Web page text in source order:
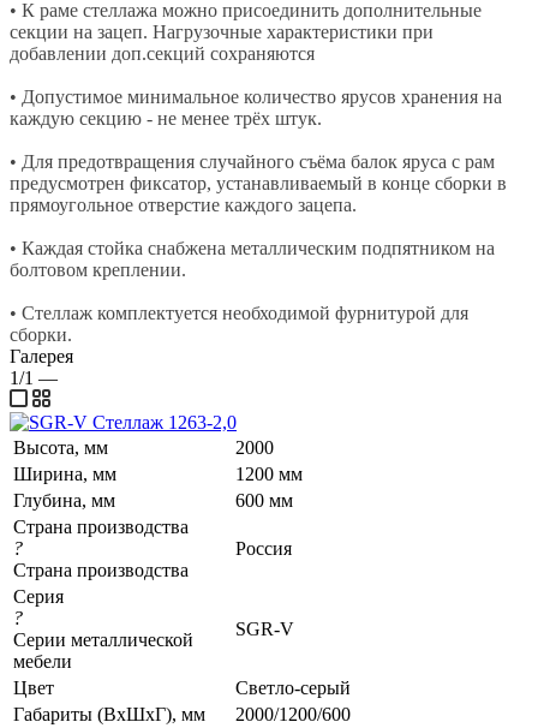
• К раме стеллажа можно присоединить дополнительные
секции на зацеп. Нагрузочные характеристики при
добавлении доп.секций сохраняются
• Допустимое минимальное количество ярусов хранения на
каждую секцию - не менее трёх штук.
• Для предотвращения случайного съёма балок яруса с рам
предусмотрен фиксатор, устанавливаемый в конце сборки в
прямоугольное отверстие каждого зацепа.
• Каждая стойка снабжена металлическим подпятником на
болтовом креплении.
• Стеллаж комплектуется необходимой фурнитурой для
сборки.
Галерея
1/1 —
Высота, мм
2000
Ширина, мм
1200 мм
Глубина, мм
600 мм
Страна производства
?
Страна производства
Россия
Серия
?
Серии металлической
мебели
SGR-V
Цвет
Светло-серый
Габариты (ВхШхГ), мм
2000/1200/600